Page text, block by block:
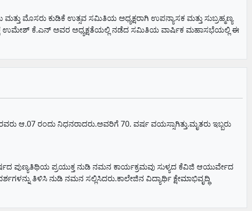
ಮೊಸರು ಕುಡಿಕೆ ಉತ್ಸವ ಸಮಿತಿಯ ಅಧ್ಯಕ್ಷರಾಗಿ ಉಪನ್ಯಾಸಕ ಮತ್ತು ಸುಬ್ರಹ್ಮಣ್ಯ
ಉಮೇಶ್ ಕೆ.ಎನ್ ಅವರ ಅಧ್ಯಕ್ಷತೆಯಲ್ಲಿ ನಡೆದ ಸಮಿತಿಯ ವಾರ್ಷಿಕ ಮಹಾಸಭೆಯಲ್ಲಿ ಈ
ಆ.07 ರಂದು ನಿಧನರಾದರು.ಅವರಿಗೆ 70. ವರ್ಷ ವಯಸ್ಸಾಗಿತ್ತು.ಮೃತರು ಇಬ್ಬರು
ಪುಣ್ಯತಿಥಿಯ ಪ್ರಯುಕ್ತ ನುಡಿ ನಮನ ಕಾರ್ಯಕ್ರಮವು ಸುಳ್ಯದ ಕೆವಿಜಿ ಆಯುರ್ವೇದ
ತಿಳಿಸಿ ನುಡಿ ನಮನ ಸಲ್ಲಿಸಿದರು.ಕಾಲೇಜಿನ ವಿದ್ಯಾರ್ಥಿ ಕ್ಷೇಮಾಭಿವೃದ್ಧಿ